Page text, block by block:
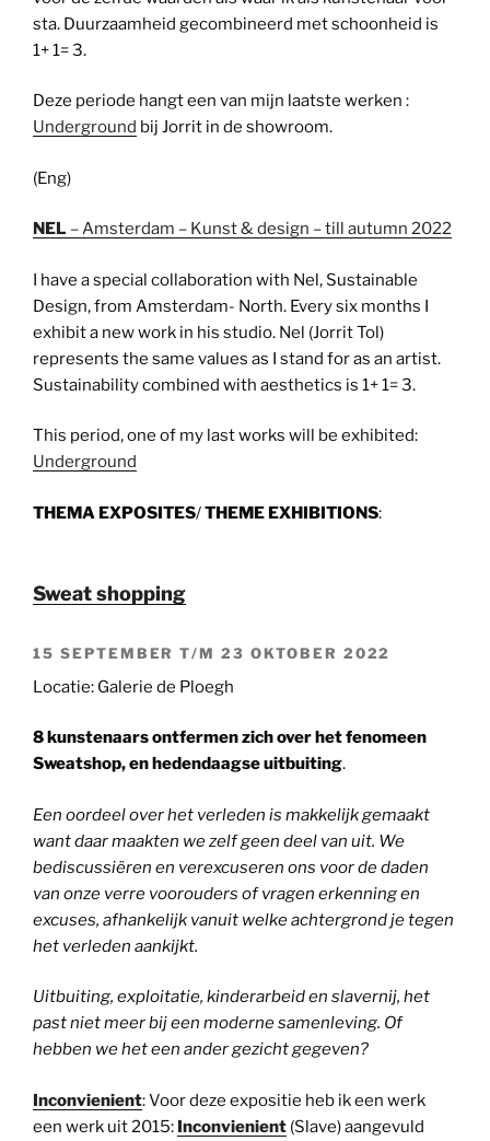
sta. Duurzaamheid gecombineerd met schoonheid is
1+ 1= 3.
Deze periode hangt een van mijn laatste werken :
Underground bij Jorrit in de showroom.
(Eng)
NEL – Amsterdam – Kunst & design – till autumn 2022
I have a special collaboration with Nel, Sustainable
Design, from Amsterdam- North. Every six months I
exhibit a new work in his studio. Nel (Jorrit Tol)
represents the same values as I stand for as an artist.
Sustainability combined with aesthetics is 1+ 1= 3.
This period, one of my last works will be exhibited:
Underground
THEMA EXPOSITES/THEME EXHIBITIONS:
Sweat shopping
15 SEPTEMBER T/M 23 OKTOBER 2022
Locatie: Galerie de Ploegh
8 kunstenaars ontfermen zich over het fenomeen
Sweatshop, en hedendaagse uitbuiting.
Een oordeel over het verleden is makkelijk gemaakt
want daar maakten we zelf geen deel van uit. We
bediscussiëren en verexcuseren ons voor de daden
van onze verre voorouders of vragen erkenning en
excuses, afhankelijk vanuit welke achtergrond je tegen
het verleden aankijkt.
Uitbuiting, exploitatie, kinderarbeid en slavernij, het
past niet meer bij een moderne samenleving. Of
hebben we het een ander gezicht gegeven?
Inconvienient: Voor deze expositie heb ik een werk
een werk uit 2015: Inconvienient (Slave) aangevuld